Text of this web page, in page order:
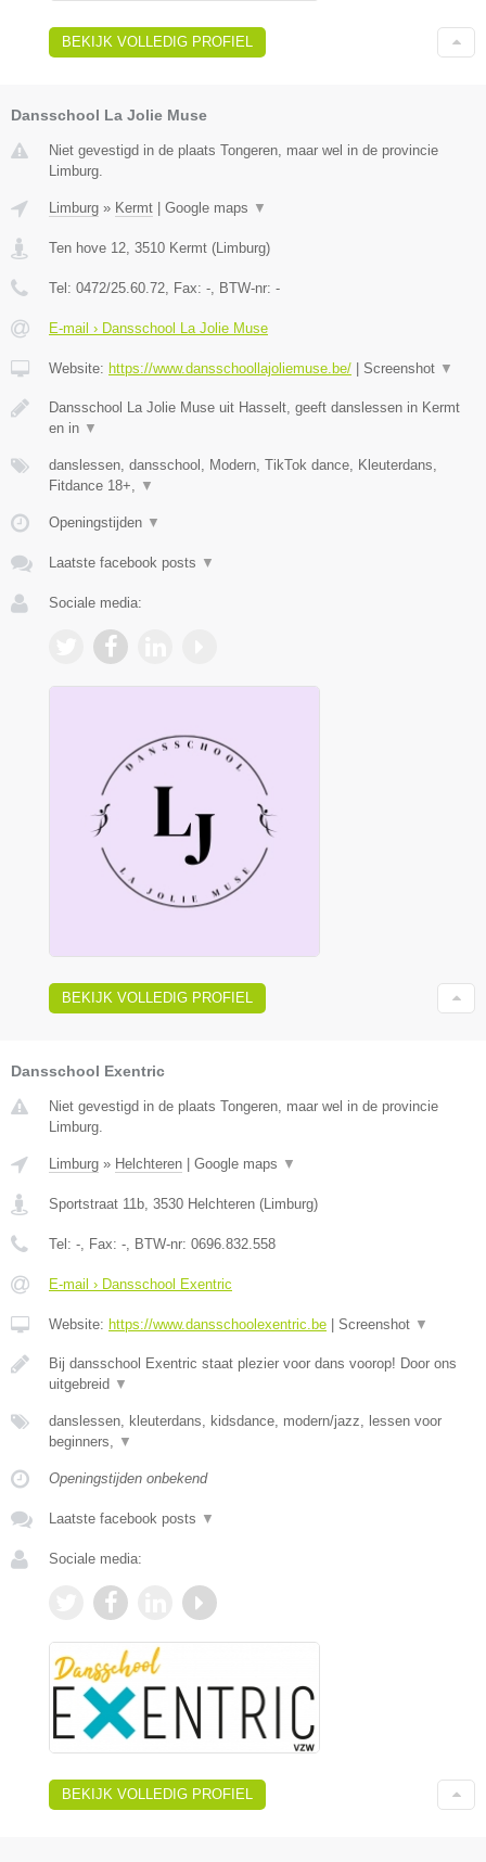
BEKIJK VOLLEDIG PROFIEL
Dansschool La Jolie Muse
Niet gevestigd in de plaats Tongeren, maar wel in de provincie
Limburg.
Limburg » Kermt Google maps ▼
Ten hove 12, 3510 Kermt (Limburg)
Tel: 0472/25.60.72, Fax: -, BTW-nr: -
E-mail › Dansschool La Jolie Muse
Website: https://www.dansschoollajoliemuse.be/ Screenshot ▼
Dansschool La Jolie Muse uit Hasselt, geeft danslessen in Kermt
en in ▼
danslessen, dansschool, Modern, TikTok dance, Kleuterdans,
Fitdance 18+, ▼
Openingstijden ▼
Laatste facebook posts ▼
Sociale media:
BEKIJK VOLLEDIG PROFIEL
Dansschool Exentric
Niet gevestigd in de plaats Tongeren, maar wel in de provincie
Limburg.
Limburg » Helchteren Google maps ▼
Sportstraat 11b, 3530 Helchteren (Limburg)
Tel: -, Fax: -, BTW-nr: 0696.832.558
E-mail › Dansschool Exentric
Website: https://www.dansschoolexentric.be Screenshot ▼
Bij dansschool Exentric staat plezier voor dans voorop! Door ons
uitgebreid ▼
danslessen, kleuterdans, kidsdance, modern/jazz, lessen voor
beginners, ▼
Openingstijden onbekend
Laatste facebook posts ▼
Sociale media:
BEKIJK VOLLEDIG PROFIEL